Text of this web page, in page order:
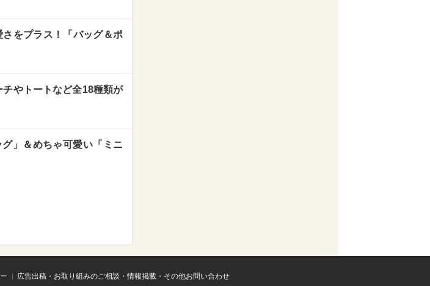
をプラス！「バッグ＆ポ
やトートなど全18種類が
」＆めちゃ可愛い「ミニ
広告出稿・お取り組みのご相談・情報掲載・その他お問い合わせ